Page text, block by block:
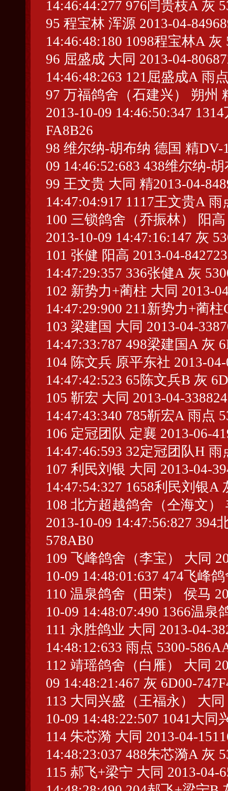
14:46:44:277 976闫贵枝A 灰
95 程宝林 浑源 2013-04-
14:46:48:180 1098程宝林A 灰
96 屈盛成 大同 2013-04-
14:46:48:263 121屈盛成A 雨
97 万福鸽舍（石建兴） 朔州
2013-10-09 14:46:50:347
FA8B26
98 维尔纳-胡布纳 德国 精DV-
09 14:46:52:683 438维尔纳-
99 王文贵 大同 精2013-04-
14:47:04:917 1117王文贵A 雨
100 三锁鸽舍（乔振林） 阳
2013-10-09 14:47:16:147 灰
101 张健 阳高 2013-04-
14:47:29:357 336张健A 灰
102 新势力+蔺柱 大同 2013-
14:47:29:900 211新势力+蔺柱
103 梁建国 大同 2013-04-
14:47:33:787 498梁建国A 灰
104 陈文兵 原平东社 2013-
14:47:42:523 65陈文兵B 灰
105 靳宏 大同 2013-04-
14:47:43:340 785靳宏A 雨点
106 定冠团队 定襄 2013-06-
14:47:46:593 32定冠团队H 雨
107 利民刘银 大同 2013-04-
14:47:54:327 1658利民刘银A
108 北方超越鸽舍（仝海文）
2013-10-09 14:47:56:827
578AB0
109 飞峰鸽舍（李宝） 大同
10-09 14:48:01:637 474飞峰
110 温泉鸽舍（田荣） 侯马
10-09 14:48:07:490 1366温
111 永胜鸽业 大同 2013-04-
14:48:12:633 雨点 5300-
112 靖瑶鸽舍（白雁） 大同
09 14:48:21:467 灰 6D00-
113 大同兴盛（王福永） 大同
10-09 14:48:22:507 1041大
114 朱芯漪 大同 2013-04-
14:48:23:037 488朱芯漪A 灰
115 郝飞+梁宁 大同 2013-04-